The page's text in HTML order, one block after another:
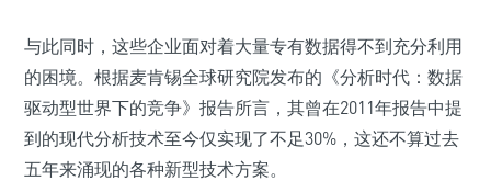
与此同时，这些企业面对着大量专有数据得不到充分利用
的困境。根据麦肯锡全球研究院发布的《分析时代：数据
驱动型世界下的竞争》报告所言，其曾在2011年报告中提
到的现代分析技术至今仅实现了不足30%，这还不算过去
五年来涌现的各种新型技术方案。